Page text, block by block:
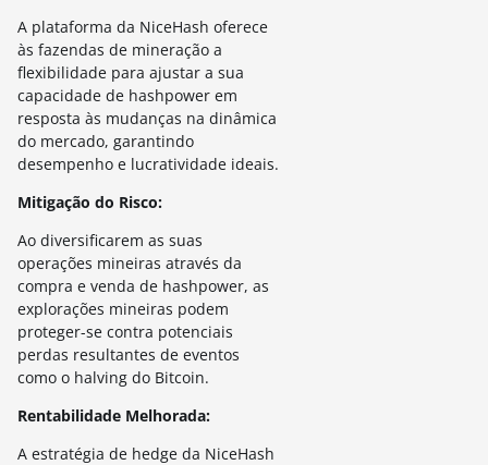
A plataforma da NiceHash oferece
às fazendas de mineração a
flexibilidade para ajustar a sua
capacidade de hashpower em
resposta às mudanças na dinâmica
do mercado, garantindo
desempenho e lucratividade ideais.
Mitigação do Risco:
Ao diversificarem as suas
operações mineiras através da
compra e venda de hashpower, as
explorações mineiras podem
proteger-se contra potenciais
perdas resultantes de eventos
como o halving do Bitcoin.
Rentabilidade Melhorada:
A estratégia de hedge da NiceHash